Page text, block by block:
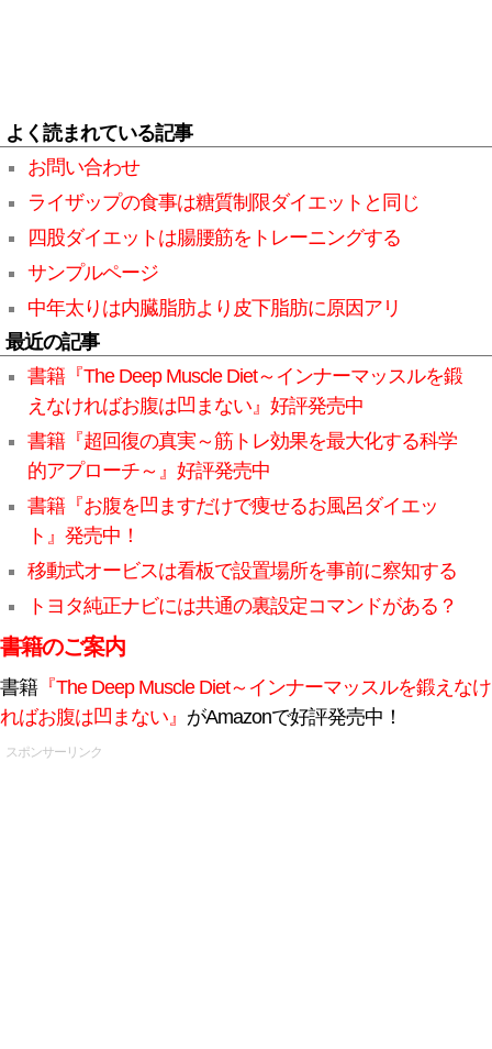
よく読まれている記事
お問い合わせ
ライザップの食事は糖質制限ダイエットと同じ
四股ダイエットは腸腰筋をトレーニングする
サンプルページ
中年太りは内臓脂肪より皮下脂肪に原因アリ
最近の記事
書籍『The Deep Muscle Diet～インナーマッスルを鍛
えなければお腹は凹まない』好評発売中
書籍『超回復の真実～筋トレ効果を最大化する科学
的アプローチ～』好評発売中
書籍『お腹を凹ますだけで痩せるお風呂ダイエッ
ト』発売中！
移動式オービスは看板で設置場所を事前に察知する
トヨタ純正ナビには共通の裏設定コマンドがある？
書籍のご案内
書籍『The Deep Muscle Diet～インナーマッスルを鍛えなけ
ればお腹は凹まない』 がAmazonで好評発売中！
スポンサーリンク